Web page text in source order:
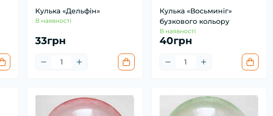
Кулька «Дельфін»
В наявності
33грн
Кулька «Восьминіг»
бузкового кольору
В наявності
40грн